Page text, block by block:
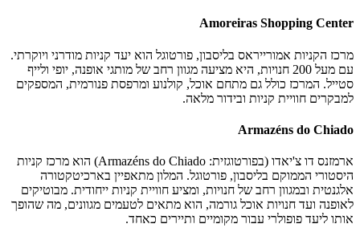
Amoreiras Shopping Center
מרכז הקניות אמורייראס בליסבון, פורטוגל הוא יעד קניות מודרני ויוקרתי.
עם מעל 200 חנויות, היא מציעה מגוון רחב של מותגי אופנה, יופי ולייף
סטייל. המרכז כולל גם מתחם אוכל, קולנוע ומרפסת פנורמית, המספקים
למבקרים חוויית קניות ובידור מלאה.
Armazéns do Chiado
ארמזנס דו צ'יאדו (בפורטוגזית: Armazéns do Chiado) הוא מרכז קניות
היסטורי הממוקם בליסבון, פורטוגל. המלון מתאפיין בארכיטקטורה
אלגנטית ובמגוון רחב של חנויות, ומציע חוויית קניות ייחודית. מבוטיקים
לאופנה ועד חנויות אוכל גורמה, הוא מתאים לטעמים מגוונים, מה שהופך
אותו ליעד פופולרי עבור מקומיים ותיירים כאחד.